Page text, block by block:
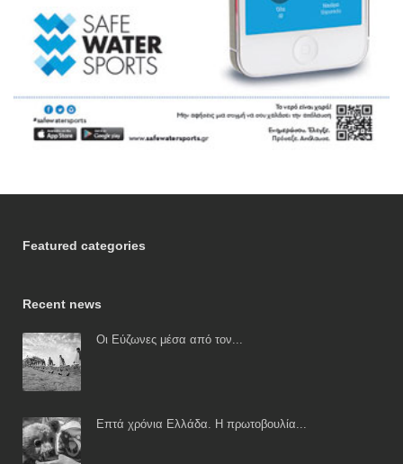
Featured categories
Recent news
Οι Εύζωνες μέσα από τον...
Επτά χρόνια Ελλάδα. Η πρωτοβουλία...